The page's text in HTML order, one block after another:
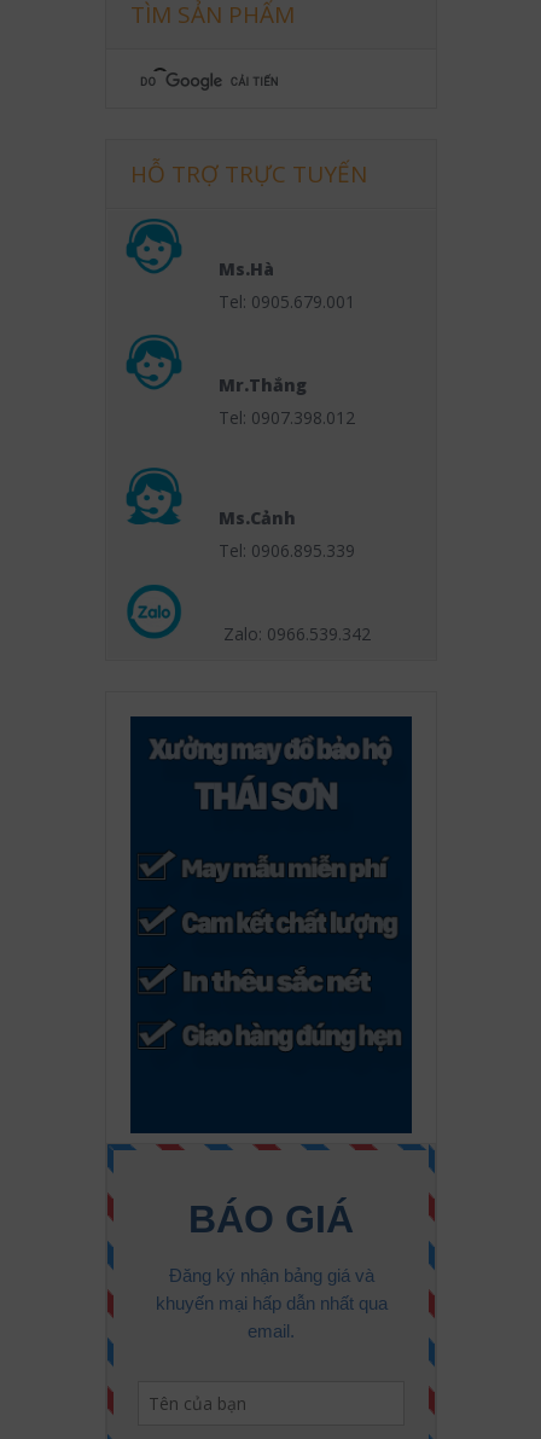
TÌM SẢN PHẨM
HỖ TRỢ TRỰC TUYẾN
Ms.Hà
Tel: 0905.679.001
Mr.Thắng
Tel: 0907.398.012
Ms.Cảnh
Tel: 0906.895.339
Zalo: 0966.539.342